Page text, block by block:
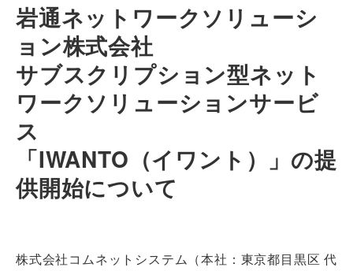
岩通ネットワークソリューシ
ョン株式会社
サブスクリプション型ネット
ワークソリューションサービ
ス
「IWANTO（イワント）」の提
供開始について
株式会社コムネットシステム（本社：東京都目黒区 代